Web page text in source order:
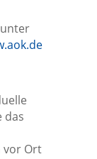
das
vor Ort